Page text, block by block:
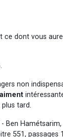
ce dont vous
non
plus tard.
Ben
551, passages